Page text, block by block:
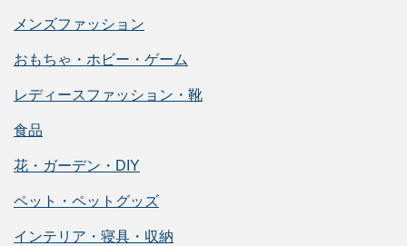
メンズファッション
おもちゃ・ホビー・ゲーム
レディースファッション・靴
食品
花・ガーデン・DIY
ペット・ペットグッズ
インテリア・寝具・収納